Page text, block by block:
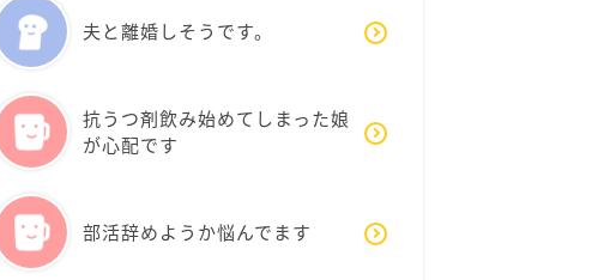
夫と離婚しそうです。
抗うつ剤飲み始めてしまった娘
が心配です
部活辞めようか悩んでます